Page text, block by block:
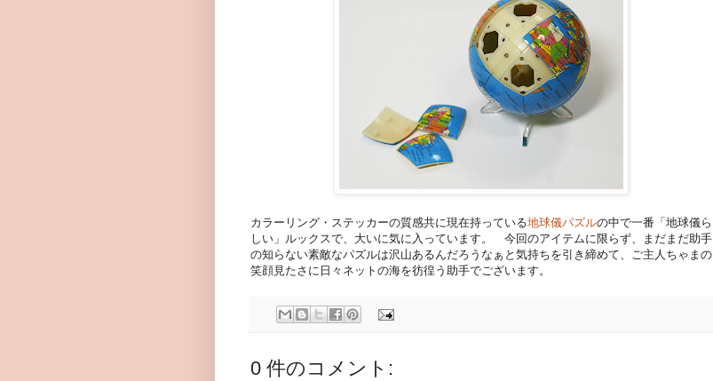
カラーリング・ステッカーの質感共に現在持っている地球儀パズルの中で一番「地球儀ら
しい」ルックスで、大いに気に入っています。 今回のアイテムに限らず、まだまだ助手
の知らない素敵なパズルは沢山あるんだろうなぁと気持ちを引き締めて、ご主人ちゃまの
笑顔見たさに日々ネットの海を彷徨う助手でございます。
0 件のコメント: